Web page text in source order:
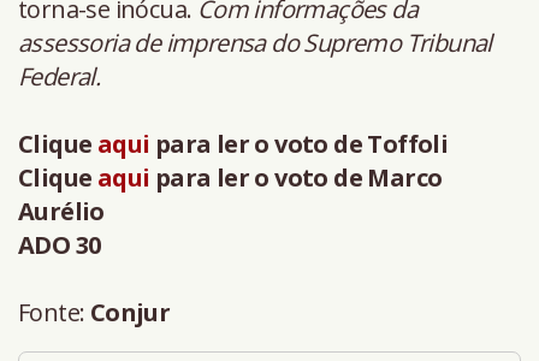
torna-se inócua. Com informações da
assessoria de imprensa do Supremo Tribunal
Federal.
Clique aqui para ler o voto de Toffoli
Clique aqui para ler o voto de Marco
Aurélio
ADO 30
Fonte: Conjur